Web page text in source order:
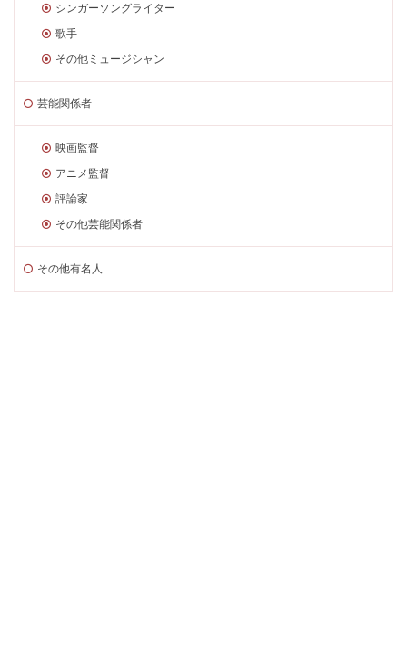
シンガーソングライター
歌手
その他ミュージシャン
芸能関係者
映画監督
アニメ監督
評論家
その他芸能関係者
その他有名人